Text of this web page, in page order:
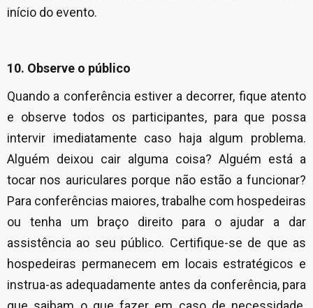
início do evento.
10. Observe o público
Quando a conferência estiver a decorrer, fique atento
e observe todos os participantes, para que possa
intervir imediatamente caso haja algum problema.
Alguém deixou cair alguma coisa? Alguém está a
tocar nos auriculares porque não estão a funcionar?
Para conferências maiores, trabalhe com hospedeiras
ou tenha um braço direito para o ajudar a dar
assistência ao seu público. Certifique-se de que as
hospedeiras permanecem em locais estratégicos e
instrua-as adequadamente antes da conferência, para